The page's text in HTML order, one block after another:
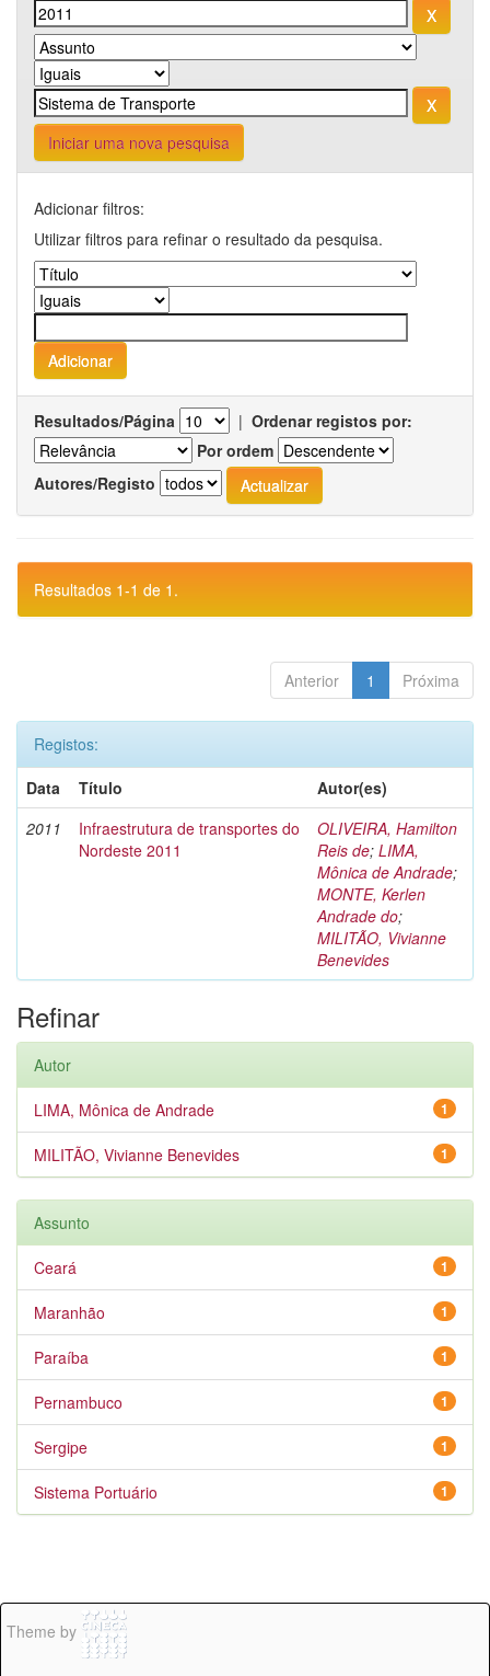
Iniciar uma nova pesquisa
Adicionar filtros:
Utilizar filtros para refinar o resultado da pesquisa.
Resultados/Página | Ordenar registos por:
Por ordem
Autores/Registo
Resultados 1-1 de 1.
Anterior 1 Próxima
Registos:
Data
Título
Autor(es)
2011
Infraestrutura de transportes do
Nordeste 2011
OLIVEIRA, Hamilton
Reis de; LIMA,
Mônica de Andrade;
MONTE, Kerlen
Andrade do;
MILITÃO, Vivianne
Benevides
Refinar
Autor
1
LIMA, Mônica de Andrade
1
MILITÃO, Vivianne Benevides
Assunto
1
Ceará
1
Maranhão
1
Paraíba
1
Pernambuco
1
Sergipe
1
Sistema Portuário
Theme by